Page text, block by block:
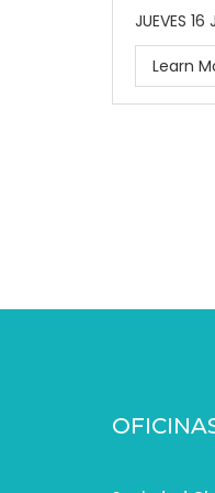
JUEVES
Learn